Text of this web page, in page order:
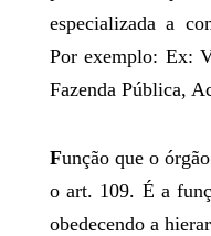
especializada a
Por exemplo: Ex:
Fazenda Pública,
Função que o
o art. 109. É a
obedecendo a